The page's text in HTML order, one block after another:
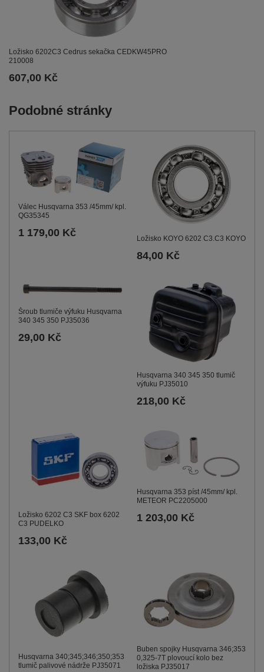
Ložisko 6202C3 Cedrus sekačka CEDKW45PRO
210008
607,00 Kč
Podobné stránky
Válec Husqvarna 353 /45mm/ kpl.
QG35345
1 179,00 Kč Ložisko KOYO 6202 C3.C3 KOYO
84,00 Kč
Šroub tlumiče výfuku Husqvarna
340 345 350 PJ35036
29,00 Kč
Husqvarna 340 345 350 tlumič
výfuku PJ35010
218,00 Kč
Ložisko 6202 C3 SKF box 6202
C3 PUDELKO
133,00 Kč
Husqvarna 353 píst /45mm/ kpl.
METEOR PC2205000
1 203,00 Kč
Husqvarna 340;345;346;350;353
tlumič palivové nádrže PJ35071
Buben spojky Husqvarna 346;353
0,325-7T plovoucí kolo bez
ložiska PJ35017